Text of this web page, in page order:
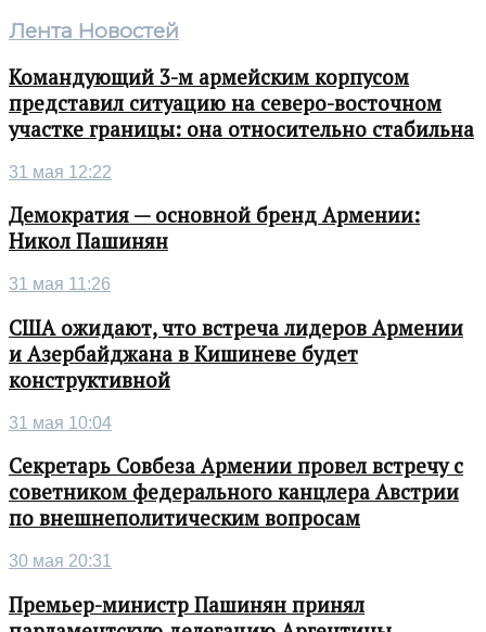
Лента Новостей
Командующий 3-м армейским корпусом
представил ситуацию на северо-восточном
участке границы: она относительно стабильна
31 мая 12:22
Демократия — основной бренд Армении:
Никол Пашинян
31 мая 11:26
США ожидают, что встреча лидеров Армении
и Азербайджана в Кишиневе будет
конструктивной
31 мая 10:04
Секретарь Совбеза Армении провел встречу с
советником федерального канцлера Австрии
по внешнеполитическим вопросам
30 мая 20:31
Премьер-министр Пашинян принял